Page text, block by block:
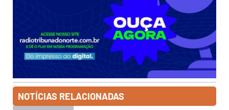
NOTÍCIAS RELACIONADAS